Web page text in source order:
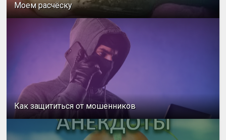
Моем расчёску
Как защититься от мошенников